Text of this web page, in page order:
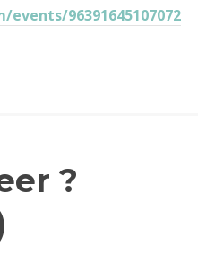
96391645107072
?